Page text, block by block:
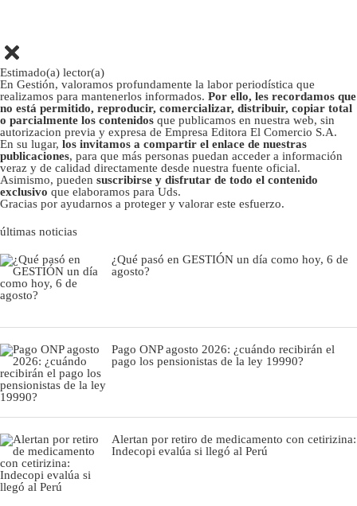
Estimado(a) lector(a)
En Gestión, valoramos profundamente la labor periodística que
realizamos para mantenerlos informados. Por ello, les recordamos que
no está permitido, reproducir, comercializar, distribuir, copiar total
o parcialmente los contenidos que publicamos en nuestra web, sin
autorizacion previa y expresa de Empresa Editora El Comercio S.A.
En su lugar, los invitamos a compartir el enlace de nuestras
publicaciones, para que más personas puedan acceder a información
veraz y de calidad directamente desde nuestra fuente oficial.
Asimismo, pueden suscribirse y disfrutar de todo el contenido
exclusivo que elaboramos para Uds.
Gracias por ayudarnos a proteger y valorar este esfuerzo.
últimas noticias
¿Qué pasó en GESTIÓN un día como hoy, 6 de
agosto?
Pago ONP agosto 2026: ¿cuándo recibirán el
pago los pensionistas de la ley 19990?
Alertan por retiro de medicamento con cetirizina:
Indecopi evalúa si llegó al Perú